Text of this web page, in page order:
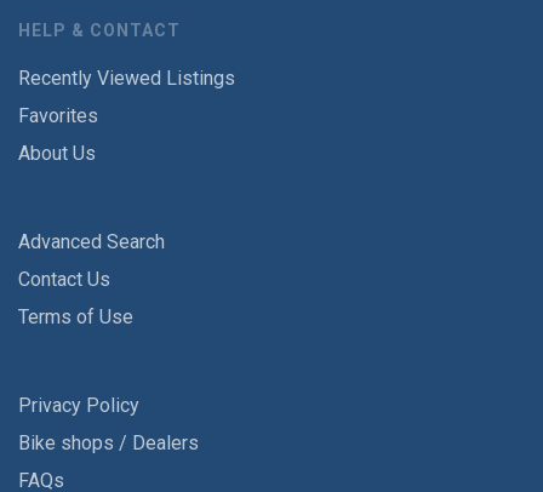
HELP & CONTACT
Recently Viewed Listings
Favorites
About Us
Advanced Search
Contact Us
Terms of Use
Privacy Policy
Bike shops / Dealers
FAQs